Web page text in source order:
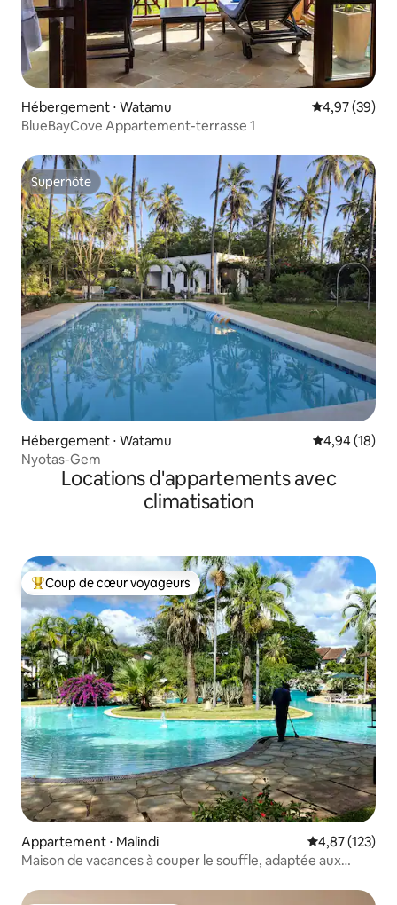
Hébergement ⋅ Watamu Évaluation
4,97 (39)
BlueBayCove Appartement-terrasse 1
Superhôte
Superhôte
Hébergement ⋅ Watamu Évaluation
4,94 (18)
Nyotas-Gem
Locations d'appartements avec
climatisation
Coups de cœur voyageurs les plus appréciés
Coup de cœur voyageurs
Appartement ⋅ Malindi Évaluation
4,87 (123)
Maison de vacances à couper le souffle, adaptée aux